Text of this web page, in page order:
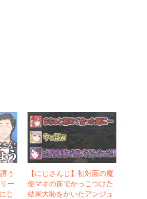
う
ー
じ
【にじさんじ】初対面の魔
使マオの前でかっこつけた
結果大恥をかいたアンジュ